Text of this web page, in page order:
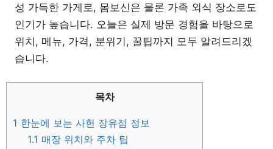
성 가득한 가게로, 몸보신은 물론 가족 외식 장소로도
인기가 높습니다. 오늘은 실제 방문 경험을 바탕으로
위치, 메뉴, 가격, 분위기, 꿀팁까지 모두 알려드리겠
습니다.
목차
1 한눈에 보는 사헌 장유점 정보
1.1 매장 위치와 주차 팁